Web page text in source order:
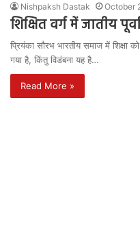
Nishpaksh Dastak October
शिक्षित वर्ग में जातीय
प्रियंका सौरभ भारतीय समाज में शिक्षा
गया है, किंतु विडंबना यह है…
Read More »